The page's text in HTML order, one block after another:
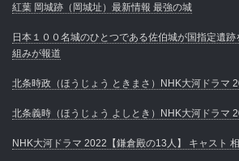
紅葉 岡城跡（岡城址）最新情報 最強の城
日本１００名城のひとつである佐伯城が国指定遺跡
組みが報道
北条時政（ほうじょう ときまさ）NHK大河ドラマ
北条義時（ほうじょう よしとき）NHK大河ドラマ
NHK大河ドラマ 2022【鎌倉殿の13人】 キャスト